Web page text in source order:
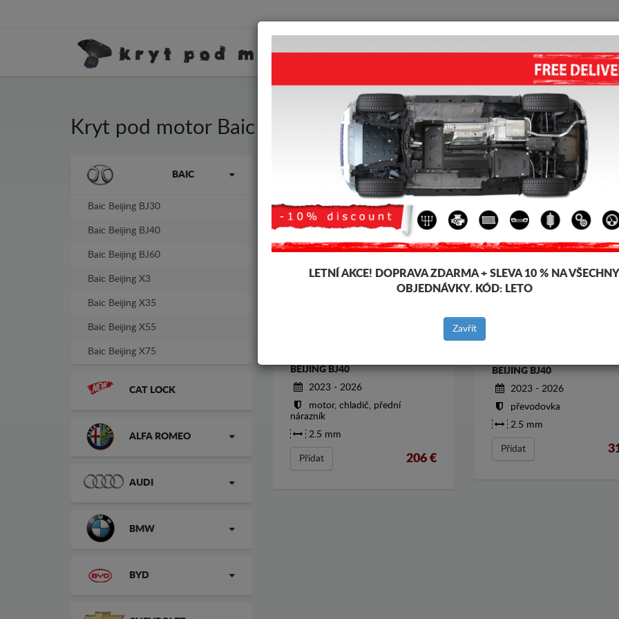
KRYT POD MOTOR HOME DOPRAVA FEEDBACK
Kryt pod motor Baic Beijing BJ40
Značky vozidel BAIC
Baic Beijing BJ30
Baic Beijing BJ40
Baic Beijing BJ60
Baic Beijing X3
Baic Beijing X35
Baic Beijing X55
Baic Beijing X75
CAT LOCK
ALFA ROMEO
AUDI
BMW
BYD
Kryt pod pro motor a převodovku pro vozidla Baic, model Baic Beijing
tloušťky 2-3 mm, snadno se montují, za přijatelné ceny. Kryt pod motor Baic
BEIJING BJ40
2023 - 2026
motor, chladič, přední
nárazník
2.5 mm
Přídat 206€
BEIJING BJ40
2023 - 2026
převodovka
2.5 mm
Přídat
LETNÍ AKCE! DOPRAVA ZDARMA + SLEVA 10 % NA VŠECHNY
OBJEDNÁVKY. KÓD: LETO
Zavřít